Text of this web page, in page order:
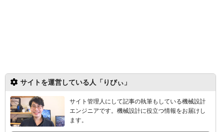
サイトを運営している人「りびぃ」
サイト管理人にして記事の執筆もしている機械設計
エンジニアです。機械設計に役立つ情報をお届けし
ます。